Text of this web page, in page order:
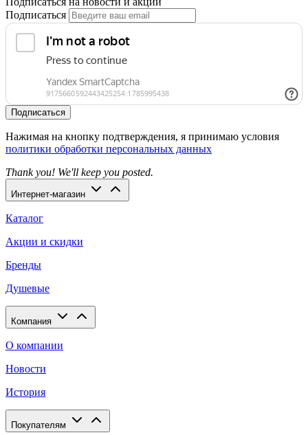
Подписаться
Подписаться
Нажимая на кнопку подтверждения, я принимаю условия
политики обработки персональных данных
Thank you! We'll keep you posted.
Интернет-магазин
Каталог
Акции и скидки
Бренды
Душевые
Компания
О компании
Новости
История
Покупателям